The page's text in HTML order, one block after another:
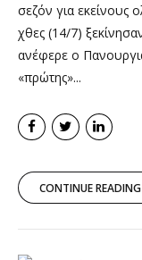
σεζόν για εκείνους
χθες (14/7)
ανέφερε ο
«πρώτης»...
CONTINUE READING